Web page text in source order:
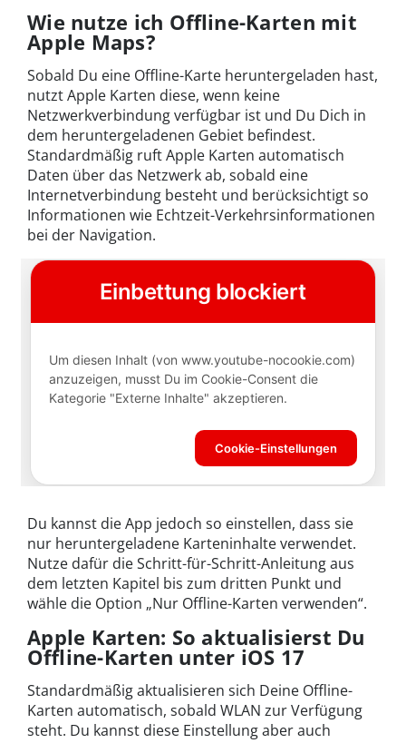
Wie nutze ich Offline-Karten mit
Apple Maps?
Sobald Du eine Offline-Karte heruntergeladen hast,
nutzt Apple Karten diese, wenn keine
Netzwerkverbindung verfügbar ist und Du Dich in
dem heruntergeladenen Gebiet befindest.
Standardmäßig ruft Apple Karten automatisch
Daten über das Netzwerk ab, sobald eine
Internetverbindung besteht und berücksichtigt so
Informationen wie Echtzeit-Verkehrsinformationen
bei der Navigation.
Du kannst die App jedoch so einstellen, dass sie
nur heruntergeladene Karteninhalte verwendet.
Nutze dafür die Schritt-für-Schritt-Anleitung aus
dem letzten Kapitel bis zum dritten Punkt und
wähle die Option „Nur Offline-Karten verwenden“.
Apple Karten: So aktualisierst Du
Offline-Karten unter iOS 17
Standardmäßig aktualisieren sich Deine Offline-
Karten automatisch, sobald WLAN zur Verfügung
steht. Du kannst diese Einstellung aber auch